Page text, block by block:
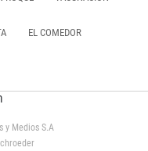
EL COMEDOR
y Medios S.A